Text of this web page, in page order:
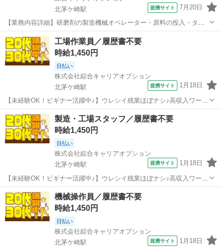
北茅ケ崎駅
提携サイト 7月20日
【業務内容詳細】研磨剤の製造機械オペレーター・原料の投入・タッ
チパネルでの機械操作・製品サンプルの採取・分析作業(特殊な経験は
必要ありません)【取扱製品情報】研磨剤 ■お仕事PR ≪無理なく働け
る≫ 場合によってはお願いす...
神奈川 茅ヶ崎市 北茅ケ崎駅 工場
工場作業員／履歴書不要
時給1,450円
日払い
株式会社綜合キャリアオプション
北茅ケ崎駅
提携サイト 1月18日
【未経験OK！ビギナー活躍中♪】ウレシイ残業ほぼナシ♪高収入ワー
ク！／履歴書不要 ■お仕事PR ≪無理なく働ける≫ 場合によってはお
願いすることもありますが、 残業はほとんどナシ！ ≪機能的な制服ア
リ≫ 制服があるので、 ...
神奈川 茅ヶ崎市 北茅ケ崎駅
製造・工場スタッフ／履歴書不要
時給1,450円
日払い
株式会社綜合キャリアオプション
北茅ケ崎駅
提携サイト 1月18日
【未経験OK！ビギナー活躍中♪】ウレシイ残業ほぼナシ♪高収入ワー
ク！／履歴書不要 ■お仕事PR ≪無理なく働ける≫ 場合によってはお
願いすることもありますが、 残業はほとんどナシ！ ≪機能的な制服ア
リ≫ 制服があるので、 ...
神奈川 茅ヶ崎市 北茅ケ崎駅 工場
機械操作員／履歴書不要
時給1,450円
日払い
株式会社綜合キャリアオプション
北茅ケ崎駅
提携サイト 1月18日